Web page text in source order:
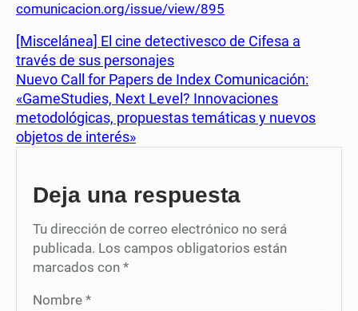
comunicacion.org/issue/view/895
[Miscelánea] El cine detectivesco de Cifesa a
través de sus personajes
Nuevo Call for Papers de Index Comunicación:
«GameStudies, Next Level? Innovaciones
metodológicas, propuestas temáticas y nuevos
objetos de interés»
Deja una respuesta
Tu dirección de correo electrónico no será
publicada. Los campos obligatorios están
marcados con *
Nombre *